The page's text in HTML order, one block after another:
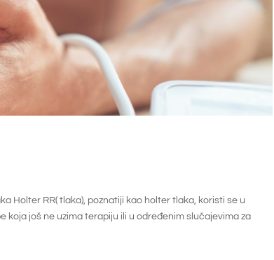
Holter RR( tlaka), poznatiji kao holter tlaka, koristi se u
još ne uzima terapiju ili u određenim slučajevima za